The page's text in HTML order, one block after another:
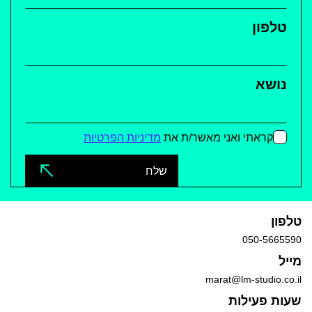
טלפון
050-5665590
מייל
marat@lm-studio.co.il
שעות פעילות
טלפון
נושא
קראתי ואני מאשר/ת את מדיניות הפרטיות
שלח